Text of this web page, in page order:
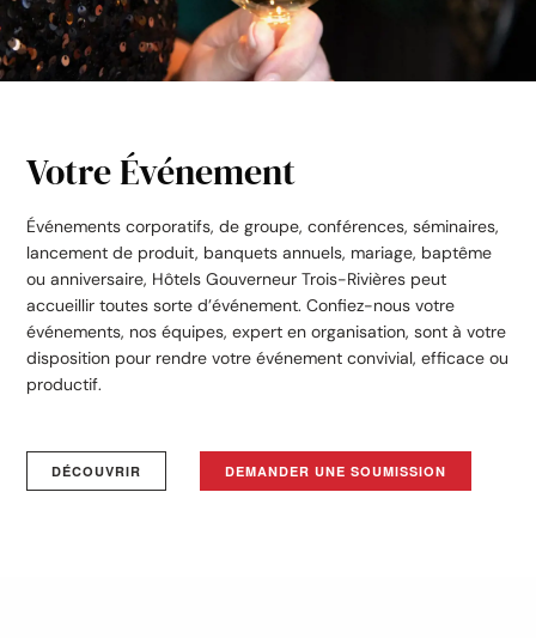
Votre Événement
Événements corporatifs, de groupe, conférences, séminaires,
lancement de produit, banquets annuels, mariage, baptême
ou anniversaire, Hôtels Gouverneur Trois-Rivières peut
accueillir toutes sorte d’événement. Confiez-nous votre
événements, nos équipes, expert en organisation, sont à votre
disposition pour rendre votre événement convivial, efficace ou
productif.
DÉCOUVRIR DEMANDER UNE SOUMISSION